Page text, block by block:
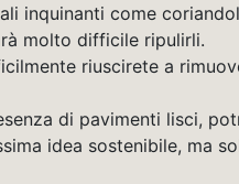
inquinanti come
molto difficile ripulirli.
riuscirete a
di pavimenti lisci,
idea sostenibile, ma